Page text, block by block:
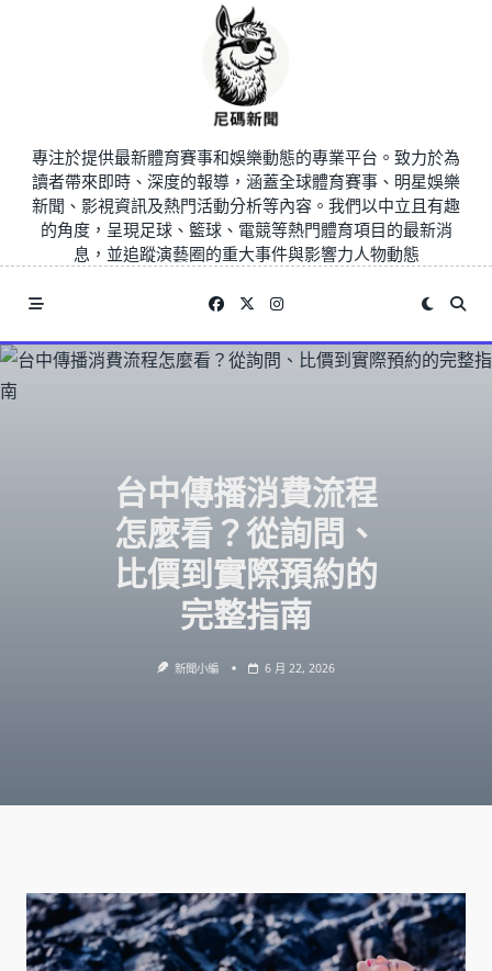
專注於提供最新體育賽事和娛樂動態的專業平台。致力於為
讀者帶來即時、深度的報導，涵蓋全球體育賽事、明星娛樂
新聞、影視資訊及熱門活動分析等內容。我們以中立且有趣
的角度，呈現足球、籃球、電競等熱門體育項目的最新消
息，並追蹤演藝圈的重大事件與影響力人物動態
台中傳播消費流程
怎麼看？從詢問、
比價到實際預約的
完整指南
新聞小編 6 月 22, 2026